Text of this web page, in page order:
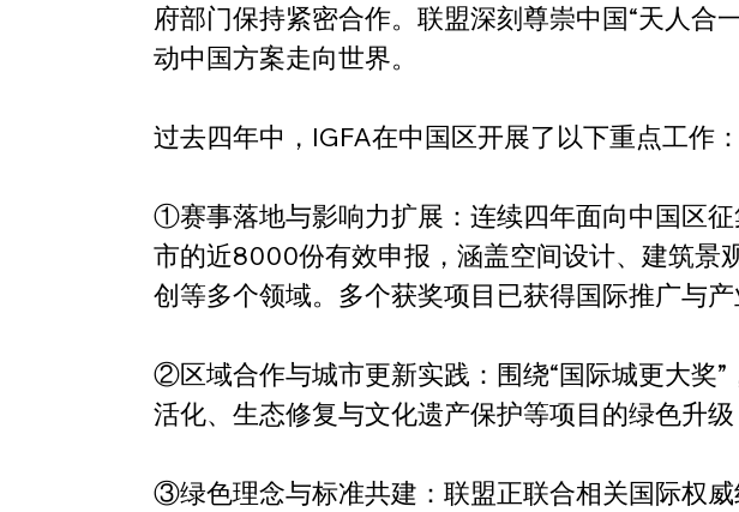
府部门保持紧密合作。联盟深刻尊崇中国“天人合
动中国方案走向世界。
过去四年中，IGFA在中国区开展了以下重点工作：
①赛事落地与影响力扩展：连续四年面向中国区
市的近8000份有效申报，涵盖空间设计、建筑景
创等多个领域。多个获奖项目已获得国际推广与产
②区域合作与城市更新实践：围绕“国际城更大奖
活化、生态修复与文化遗产保护等项目的绿色升级
③绿色理念与标准共建：联盟正联合相关国际权